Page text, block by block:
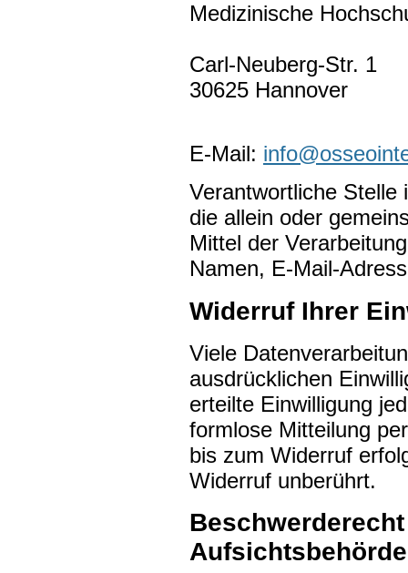
Medizinische
Carl-Neuberg-Str. 1
30625 Hannover
E-Mail:
Verantwortliche Stelle
die allein oder
Mittel der
Namen, E-Mail-
Widerruf Ihrer
Viele
ausdrücklichen
erteilte Einwilligung
formlose Mitteilung
bis zum Widerruf
Widerruf unberührt.
Aufsichtsbehörde